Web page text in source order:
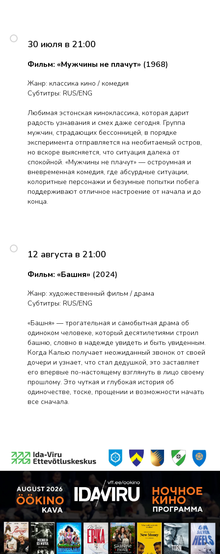
30 июля в 21:00
Фильм: «Мужчины не плачут» (1968)
Жанр: классика кино / комедия
Субтитры: RUS/ENG
Любимая эстонская киноклассика, которая дарит
радость узнавания и смех даже сегодня. Группа
мужчин, страдающих бессонницей, в порядке
эксперимента отправляется на необитаемый остров,
но вскоре выясняется, что ситуация далека от
спокойной. «Мужчины не плачут» — остроумная и
вневременная комедия, где абсурдные ситуации,
колоритные персонажи и безумные попытки побега
поддерживают отличное настроение от начала и до
конца.
12 августа в 21:00
Фильм: «Башня» (2024)
Жанр: художественный фильм / драма
Субтитры: RUS/ENG
«Башня» — трогательная и самобытная драма об
одиноком человеке, который десятилетиями строил
башню, словно в надежде увидеть и быть увиденным.
Когда Калью получает неожиданный звонок от своей
дочери и узнает, что стал дедушкой, это заставляет
его впервые по-настоящему взглянуть в лицо своему
прошлому. Это чуткая и глубокая история об
одиночестве, тоске, прощении и возможности начать
все сначала.